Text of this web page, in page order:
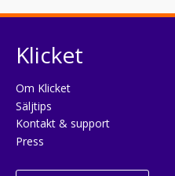
Klicket
Om Klicket
Säljtips
Kontakt & support
Press